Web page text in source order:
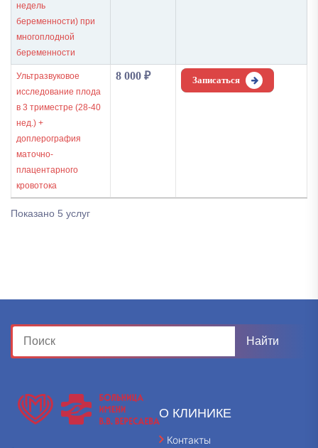
недель
беременности) при
многоплодной
беременности
Ультразвуковое
исследование плода
в 3 триместре (28-40
нед.) +
доплерография
маточно-
плацентарного
кровотока
8 000 ₽ Записаться
Показано 5 услуг
О КЛИНИКЕ
Контакты